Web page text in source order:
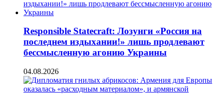
Responsible Statecraft: Лозунги «Россия на
последнем издыхании!» лишь продлевают
бессмысленную агонию Украины
04.08.2026